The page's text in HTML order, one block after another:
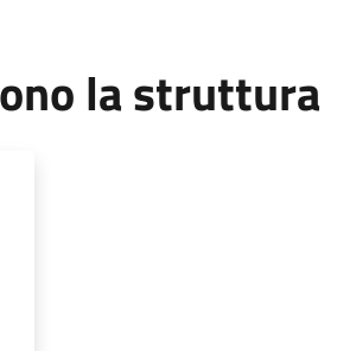
la struttura